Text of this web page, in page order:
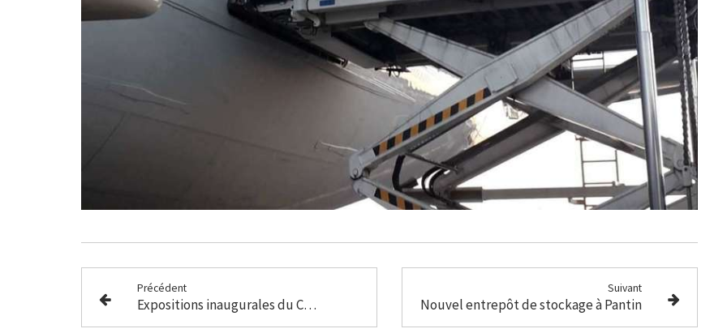
Précédent
Expositions inaugurales du Centre Pompidou de Shanghaï
Suivant
Nouvel entrepôt de stockage à Pantin